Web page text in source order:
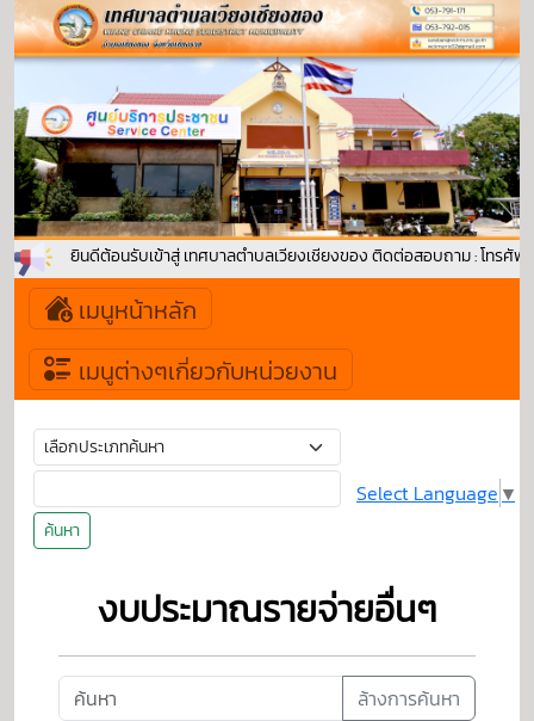
ยินดีต้อนรับเข้าสู่ เทศบาลตำบลเวียงเชียงของ ติดต่อสอบถาม : โทรศัพ
เมนูหน้าหลัก
เมนูต่างๆเกี่ยวกับหน่วยงาน
ค้นหา
Select Language ▼
งบประมาณรายจ่ายอื่นๆ
ล้างการค้นหา